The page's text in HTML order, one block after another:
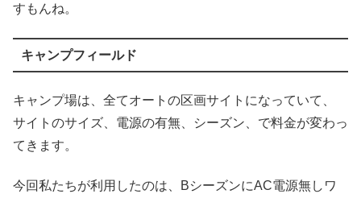
すもんね。
キャンプフィールド
キャンプ場は、全てオートの区画サイトになっていて、
サイトのサイズ、電源の有無、シーズン、で料金が変わっ
てきます。
今回私たちが利用したのは、BシーズンにAC電源無しワ